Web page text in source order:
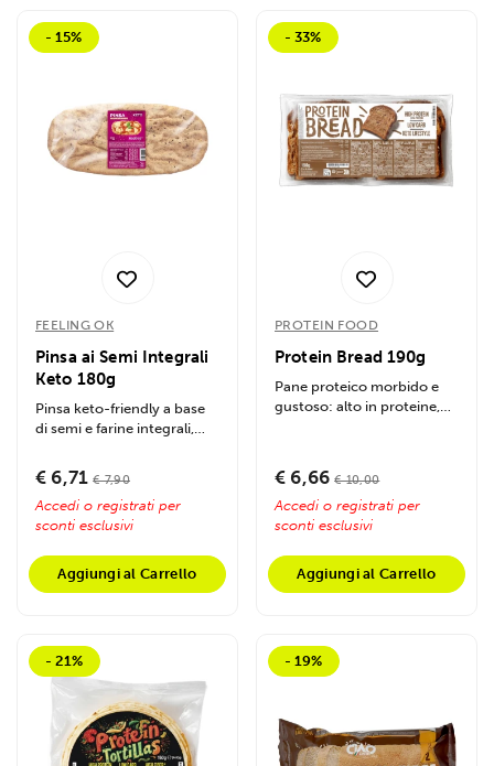
- 15%
FEELING OK
Pinsa ai Semi Integrali
Keto 180g
Pinsa keto-friendly a base
di semi e farine integrali,
€ 6,71 € 7,90
Accedi o registrati per
sconti esclusivi
Aggiungi al Carrello
- 33%
PROTEIN FOOD
Protein Bread 190g
Pane proteico morbido e
gustoso: alto in proteine,
€ 6,66 € 10,00
Accedi o registrati per
sconti esclusivi
Aggiungi al Carrello
- 21% - 19%